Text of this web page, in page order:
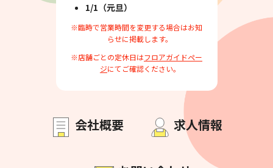
1/1（元旦）
※臨時で営業時間を変更する場合はお知
らせに掲載します。
※店舗ごとの定休日はフロアガイドペー
ジにてご確認ください。
会社概要 求人情報